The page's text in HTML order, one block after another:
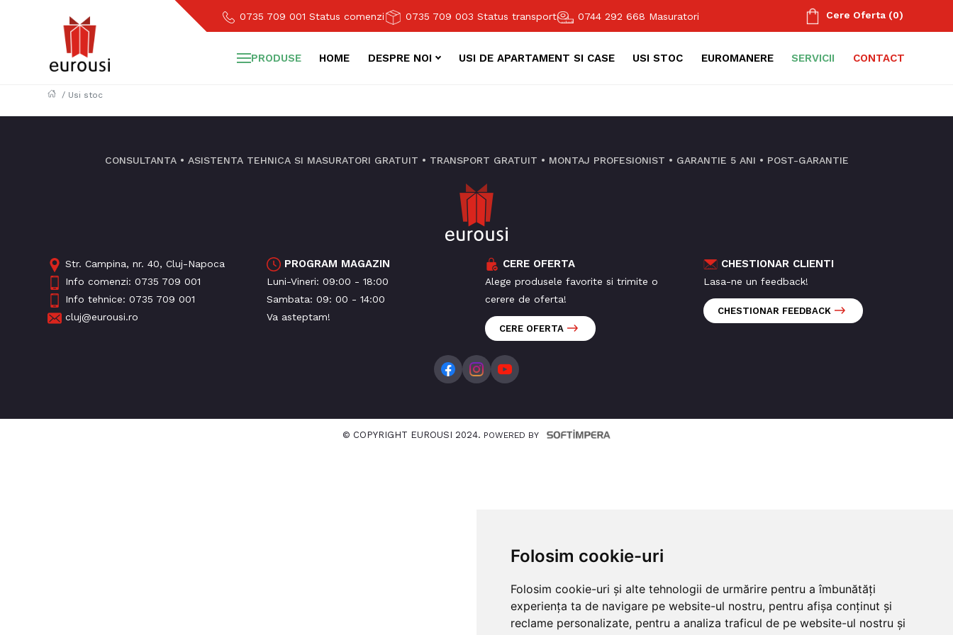
Folosim cookie-uri
Folosim cookie-uri și alte tehnologii de urmărire pentru a îmbunătăți
experiența ta de navigare pe website-ul nostru, pentru afișa conținut și
reclame personalizate, pentru a analiza traficul de pe website-ul nostru și
0735 709 001 Status comenzi 0735 709 003Status transport 0744 292 668 Masuratori Cere Oferta(0)
PRODUSE HOME DESPRE NOI USI DE APARTAMENT SI CASE USI STOC EUROMANERE SERVICII CONTACT
/ Usi stoc
CONSULTANTA • ASISTENTA TEHNICA SI MASURATORI GRATUIT • TRANSPORT GRATUIT • MONTAJ PROFESIONIST • GARANTIE 5 ANI • POST-GARANTIE
Str. Campina, nr. 40, Cluj-Napoca
Info comenzi:0735 709 001
Info tehnice:0735 709 001
cluj@eurousi.ro
PROGRAM MAGAZIN
Luni-Vineri: 09:00 - 18:00
Sambata: 09: 00 - 14:00
Va asteptam!
CERE OFERTA
Alege produsele favorite si trimite o
cerere de oferta!
CERE OFERTA
CHESTIONAR CLIENTI
Lasa-ne un feedback!
CHESTIONAR FEEDBACK
© COPYRIGHT EUROUSI 2024. POWERED BY